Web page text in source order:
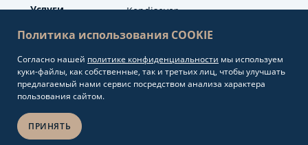
Kendisever
info@artproperty.net
Mahmutlar Mah.
Услуги
Отзывы
Блог
Политика использования COOKIE
Согласно нашей политике конфиденциальности мы используем
куки-файлы, как собственные, так и третьих лиц, чтобы улучшать
предлагаемый нами сервис посредством анализа характера
пользования сайтом.
ПРИНЯТЬ